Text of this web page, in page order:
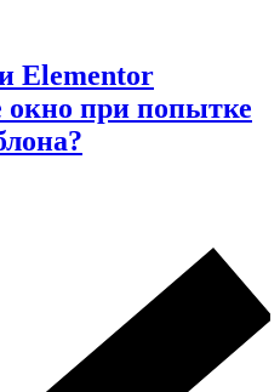
Elementor
окно при попытке